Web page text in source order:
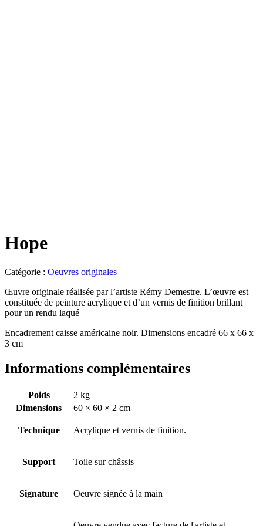
Hope
Catégorie : Oeuvres originales
Œuvre originale réalisée par l’artiste Rémy Demestre. L’œuvre est
constituée de peinture acrylique et d’un vernis de finition brillant
pour un rendu laqué
Encadrement caisse américaine noir. Dimensions encadré 66 x 66 x
3 cm
Informations complémentaires
Poids
2 kg
Dimensions
60 × 60 × 2 cm
Technique Acrylique et vernis de finition.
Support Toile sur châssis
Signature Oeuvre signée à la main